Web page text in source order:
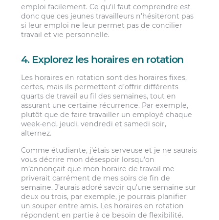
emploi facilement. Ce qu’il faut comprendre est
donc que ces jeunes travailleurs n’hésiteront pas
si leur emploi ne leur permet pas de concilier
travail et vie personnelle.
4. Explorez les horaires en rotation
Les horaires en rotation sont des horaires fixes,
certes, mais ils permettent d’offrir différents
quarts de travail au fil des semaines, tout en
assurant une certaine récurrence. Par exemple,
plutôt que de faire travailler un employé chaque
week-end, jeudi, vendredi et samedi soir,
alternez.
Comme étudiante, j’étais serveuse et je ne saurais
vous décrire mon désespoir lorsqu’on
m’annonçait que mon horaire de travail me
priverait carrément de mes soirs de fin de
semaine. J’aurais adoré savoir qu’une semaine sur
deux ou trois, par exemple, je pourrais planifier
un souper entre amis. Les horaires en rotation
répondent en partie à ce besoin de flexibilité.